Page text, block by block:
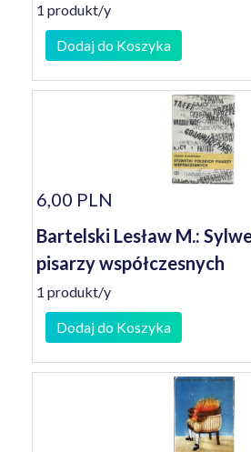
1 produkt/y
Dodaj do Koszyka
6,00 PLN
Bartelski Lesław M.:
pisarzy współczesnych
1 produkt/y
Dodaj do Koszyka